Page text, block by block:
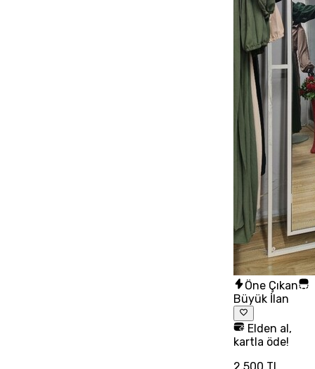
Öne Çıkan
Büyük İlan
Elden al,
kartla öde!